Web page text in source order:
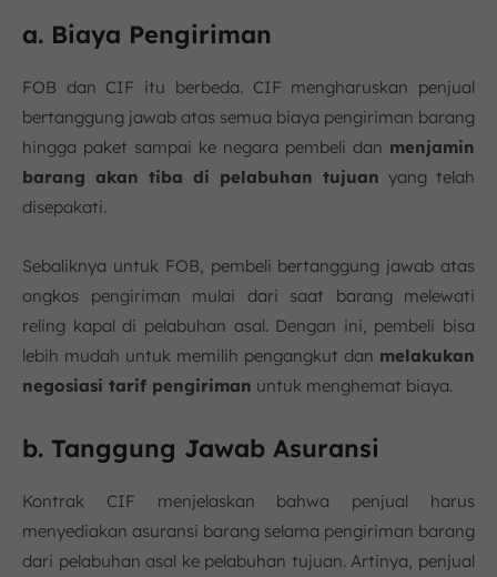
a. Biaya Pengiriman
FOB dan CIF itu berbeda. CIF mengharuskan penjual
bertanggung jawab atas semua biaya pengiriman barang
hingga paket sampai ke negara pembeli dan menjamin
barang akan tiba di pelabuhan tujuan yang telah
disepakati.
Sebaliknya untuk FOB, pembeli bertanggung jawab atas
ongkos pengiriman mulai dari saat barang melewati
reling kapal di pelabuhan asal. Dengan ini, pembeli bisa
lebih mudah untuk memilih pengangkut dan melakukan
negosiasi tarif pengiriman untuk menghemat biaya.
b. Tanggung Jawab Asuransi
Kontrak CIF menjelaskan bahwa penjual harus
menyediakan asuransi barang selama pengiriman barang
dari pelabuhan asal ke pelabuhan tujuan. Artinya, penjual